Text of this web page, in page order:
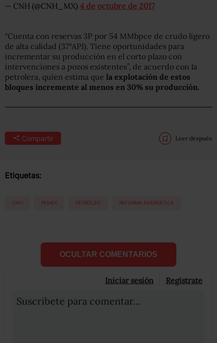
— CNH (@CNH_MX) 4 de octubre de 2017
“Cuenta con reservas 3P por 54 MMbpce de crudo ligero
de alta calidad (37°API). Tiene oportunidades para
incrementar su producción en el corto plazo con
intervenciones a pozos existentes”, de acuerdo con la
petrolera, quien estima que la explotación de estos
bloques incremente al menos en 30% su producción.
Compartir Leer después
Etiquetas:
CNH PEMEX PETRÓLEO REFORMA ENERGÉTICA
OCULTAR COMENTARIOS
Iniciar sesión Registrate
Suscribete para comentar...